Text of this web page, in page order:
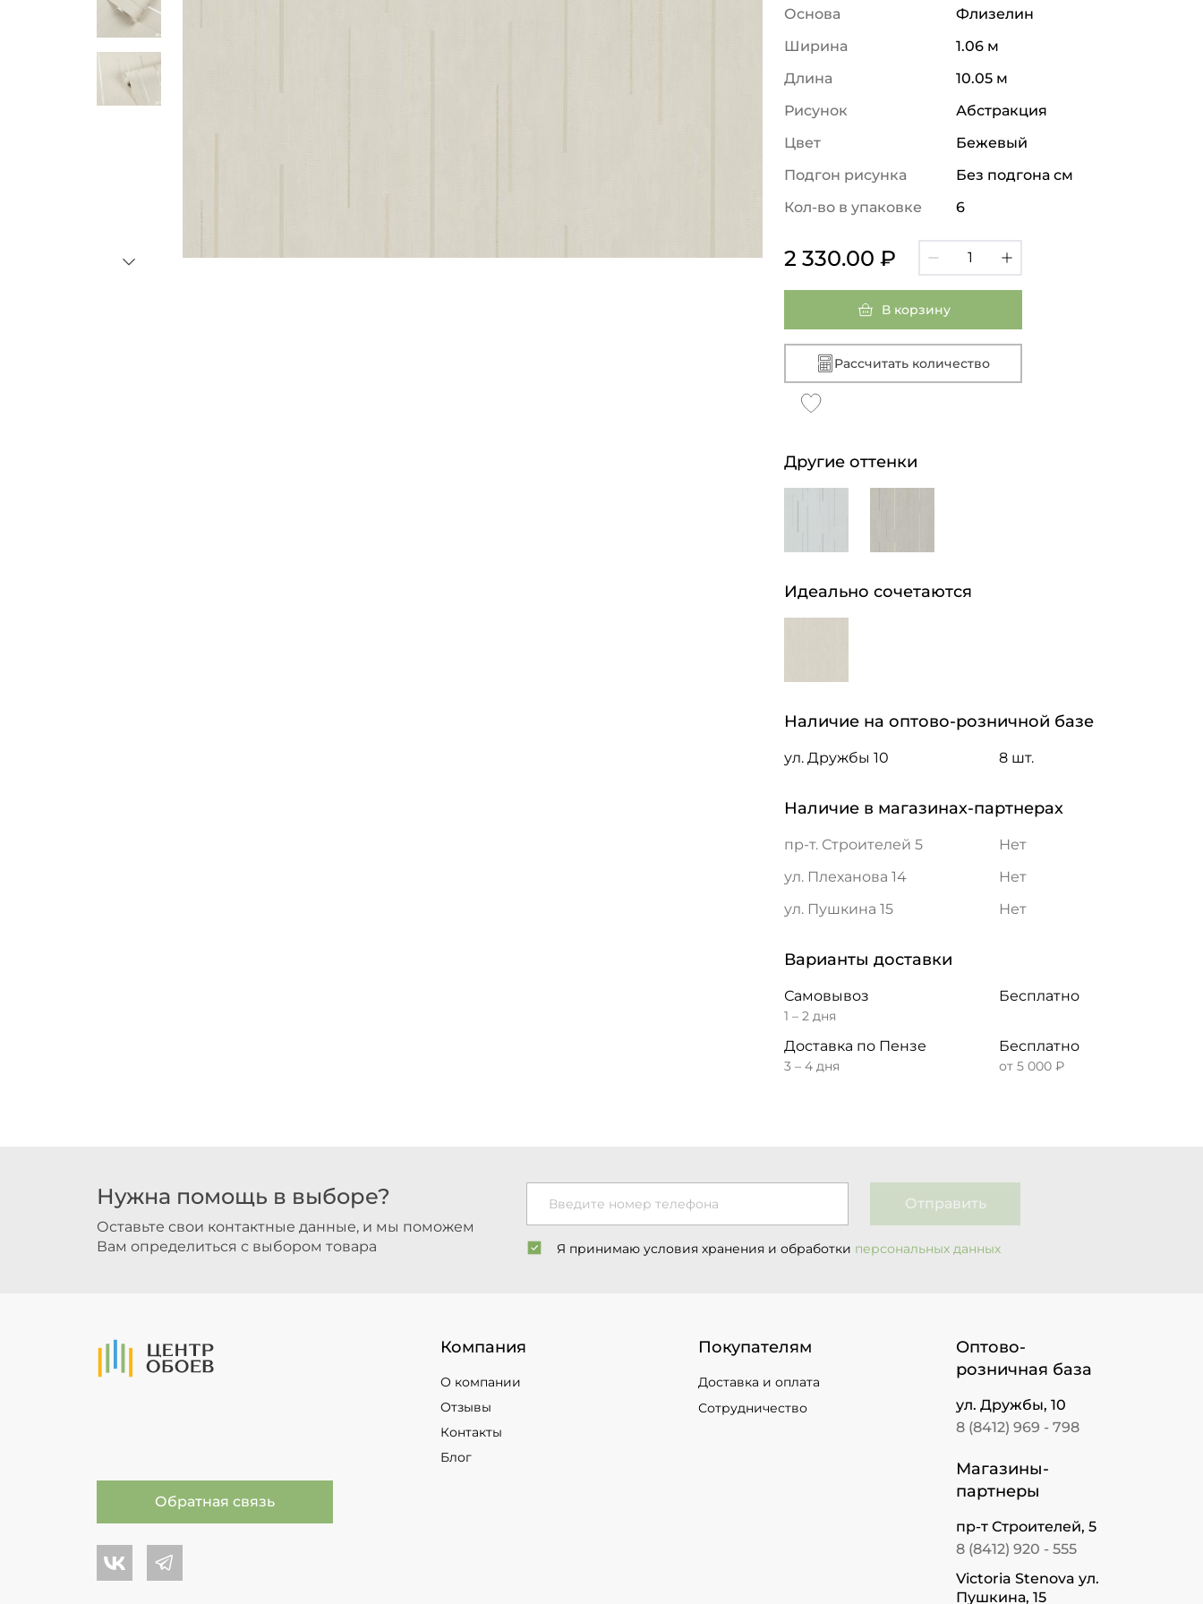
Основа
Флизелин
Ширина
1.06 м
Длина
10.05 м
Рисунок
Абстракция
Цвет
Бежевый
Подгон рисунка
Без подгона см
Кол-во в упаковке
6
2 330.00 ₽
В корзину
Рассчитать количество
Другие оттенки
Идеально сочетаются
Наличие на оптово-розничной базе
ул. Дружбы 10 8 шт.
Наличие в магазинах-партнерах
пр-т. Строителей 5
Нет
ул. Плеханова 14
Нет
ул. Пушкина 15
Нет
Варианты доставки
Самовывоз
1 – 2 дня
Бесплатно
Доставка по Пензе
3 – 4 дня
Бесплатно
от 5 000 ₽
Нужна помощь в выборе?
Оставьте свои контактные данные, и мы поможем
Вам определиться с выбором товара
Введите номер телефона Отправить
Я принимаю условия хранения и обработки персональных данных
На Главную Компания
О компании
Отзывы
Контакты
Блог
Покупателям
Доставка и оплата
Сотрудничество
Оптово-
розничная база
ул. Дружбы, 10
8 (8412) 969 - 798
Магазины-
партнеры
пр-т Строителей, 5
8 (8412) 920 - 555
Victoria Stenova ул.
Пушкина, 15
Обратная связь
Центр обоев во Вконтакте
Центр обоев в Телеграме